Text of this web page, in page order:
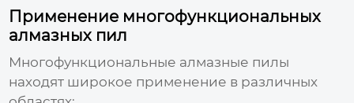
Применение многофункциональных
алмазных пил
Многофункциональные алмазные пилы
находят широкое применение в различных